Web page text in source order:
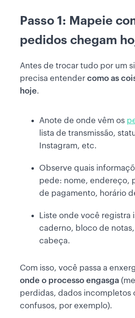
Passo 1: Mapeie
pedidos chegam
Antes de trocar tudo por um
precisa entender como as
hoje.
Anote de onde vêm os
lista de transmissão,
Instagram, etc.
Observe quais
pede: nome, endereço,
de pagamento, horário
Liste onde você registra
caderno, bloco de
cabeça.
Com isso, você passa a
onde o processo engasga
perdidas, dados incompletos
confusos, por exemplo).